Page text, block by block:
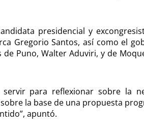
presidencial y
Gregorio Santos, así como el
Puno, Walter Aduviri, y de
para reflexionar sobre la
la base de una propuesta
apuntó.